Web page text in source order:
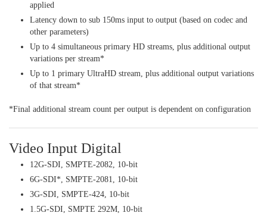
applied
Latency down to sub 150ms input to output (based on codec and
other parameters)
Up to 4 simultaneous primary HD streams, plus additional output
variations per stream*
Up to 1 primary UltraHD stream, plus additional output variations
of that stream*
*Final additional stream count per output is dependent on configuration
Video Input Digital
12G-SDI, SMPTE-2082, 10-bit
6G-SDI*, SMPTE-2081, 10-bit
3G-SDI, SMPTE-424, 10-bit
1.5G-SDI, SMPTE 292M, 10-bit